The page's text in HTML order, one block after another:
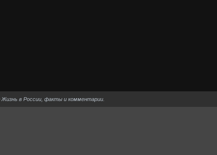
Жизнь в России, факты и комментарии.